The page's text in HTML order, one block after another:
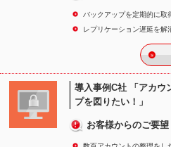
バックアップを定期的に取
レプリケーション遅延を解
導入事例C社 「アカウ
プを図りたい！」
お客様からのご要望